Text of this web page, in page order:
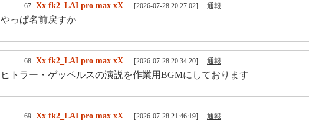
67 Xx fk2_LAI pro max xX [2026-07-28 20:27:02] 通報
やっぱ名前戻すか
68 Xx fk2_LAI pro max xX [2026-07-28 20:34:20] 通報
ヒトラー・ゲッペルスの演説を作業用BGMにしております
69 Xx fk2_LAI pro max xX [2026-07-28 21:46:19] 通報